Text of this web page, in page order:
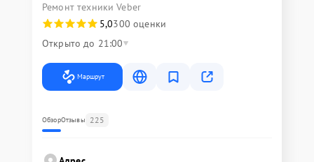
Ремонт техники Veber
5,0300 оценки
Открыто до 21:00
Маршрут
ОбзорОтзывы 225